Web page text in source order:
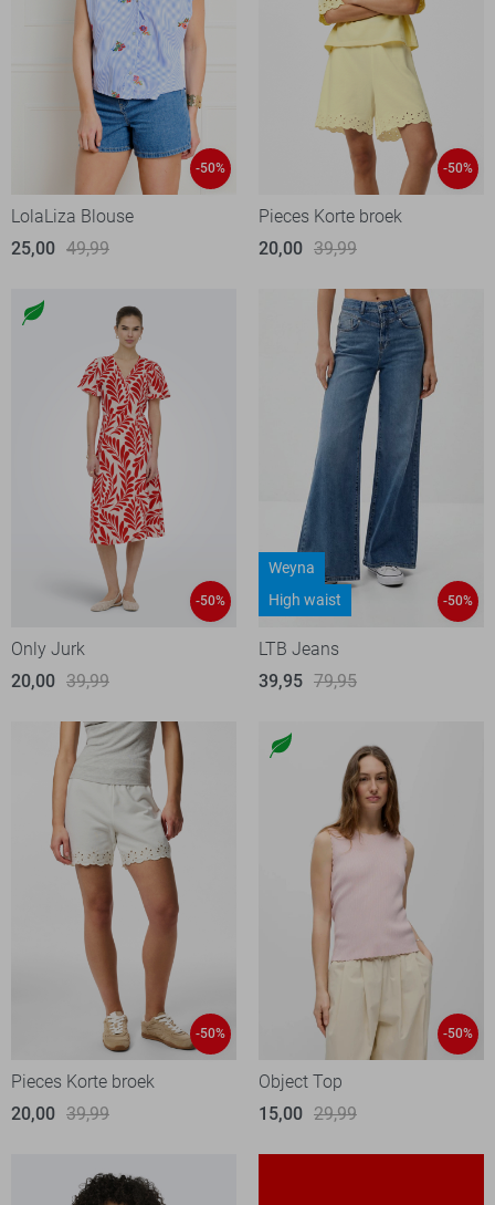
-50%
LolaLiza Blouse
25,00 49,99
-50%
Pieces Korte broek
20,00 39,99
-50%
Only Jurk
20,00 39,99
Weyna
High waist
-50%
LTB Jeans
39,95 79,95
-50%
Pieces Korte broek
20,00 39,99
-50%
Object Top
15,00 29,99